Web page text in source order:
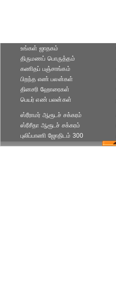
உங்கள் ஜாதகம்
திருமணப் பொருத்தம்
கணிதப் பஞ்சாங்கம்
பிறந்த எண் பலன்கள்
தினசரி ஹோரைகள்
பெயர் எண் பலன்கள்
ஸ்ரீராமர் ஆரூடச் சக்கரம்
ஸ்ரீசீதா ஆரூடச் சக்கரம்
புலிப்பாணி ஜோதிடம் 300